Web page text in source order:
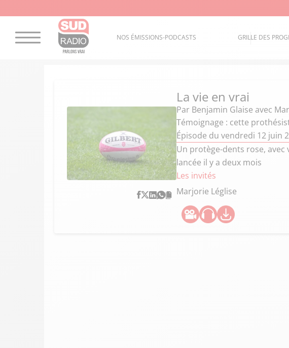
NOS ÉMISSIONS-PODCASTS GRILLE DES
La vie en vrai
Par Benjamin Glaise avec
Témoignage : cette
Épisode du vendredi 12 juin
Un protège-dents rose,
lancée il y a deux mois
Les invités
Marjorie Léglise